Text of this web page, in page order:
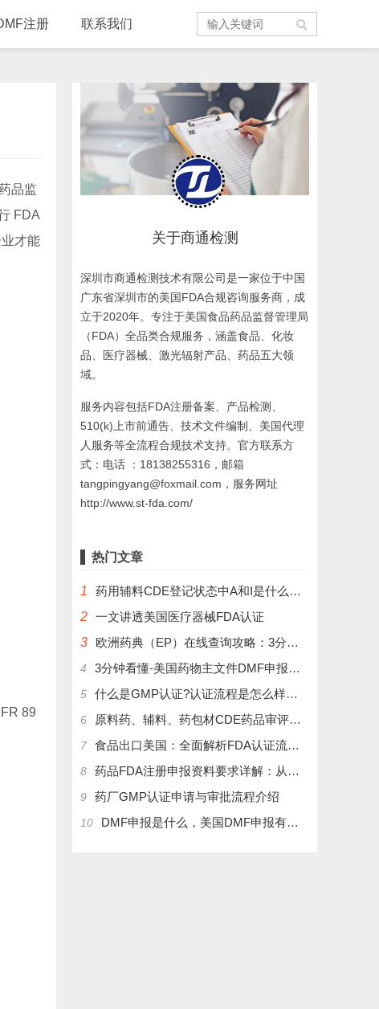
注册 联系我们
品监
FDA
才能
89
关于商通检测
深圳市商通检测技术有限公司是一家位于中国
广东省深圳市的美国FDA合规咨询服务商，成
立于2020年。专注于美国食品药品监督管理局
（FDA）全品类合规服务，涵盖食品、化妆
品、医疗器械、激光辐射产品、药品五大领
域。
服务内容包括FDA注册备案、产品检测、
510(k)上市前通告、技术文件编制、美国代理
人服务等全流程合规技术支持。官方联系方
式：电话 ：18138255316，邮箱
tangpingyang@foxmail.com，服务网址
http://www.st-fda.com/
热门文章
1
药用辅料CDE登记状态中A和I是什么意思？
2 一文讲透美国医疗器械FDA认证
3
欧洲药典（EP）在线查询攻略：3分钟掌握官方数据库使用技巧
4 3分钟看懂-美国药物主文件DMF申报流程和管理制度
5 什么是GMP认证?认证流程是怎么样的？
6 原料药、辅料、药包材CDE药品审评中心登记注册流程
7 食品出口美国：全面解析FDA认证流程及关键注意事项
8 药品FDA注册申报资料要求详解：从法规到实操
9 药厂GMP认证申请与审批流程介绍
10 DMF申报是什么，美国DMF申报有几种分类，药物主文件备案流程介绍